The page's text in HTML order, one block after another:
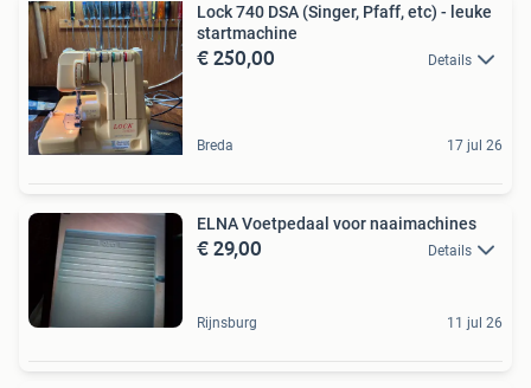
Lock 740 DSA (Singer, Pfaff, etc) - leuke
startmachine
€ 250,00 Details
Breda 17 jul 26
ELNA Voetpedaal voor naaimachines
€ 29,00 Details
Rijnsburg 11 jul 26